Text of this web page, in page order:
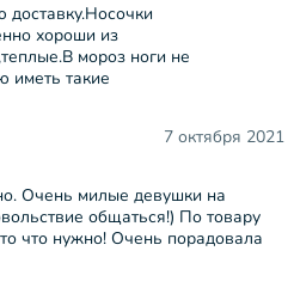
доставку.Носочки
хороши из
мороз ноги не
иметь такие
7 октября 2021
Очень милые девушки на
общаться!) По товару
что нужно! Очень порадовала